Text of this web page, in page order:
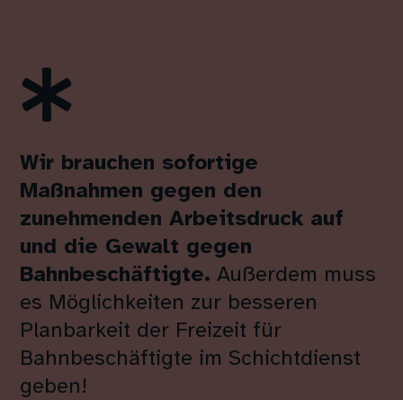

Wir brauchen sofortige
Maßnahmen gegen den
zunehmenden Arbeitsdruck auf
und die Gewalt gegen
Bahnbeschäftigte. Außerdem muss
es Möglichkeiten zur besseren
Planbarkeit der Freizeit für
Bahnbeschäftigte im Schichtdienst
geben!